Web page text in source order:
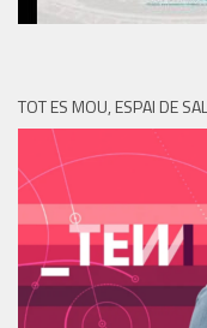
TOT ES MOU, ESPAI DE